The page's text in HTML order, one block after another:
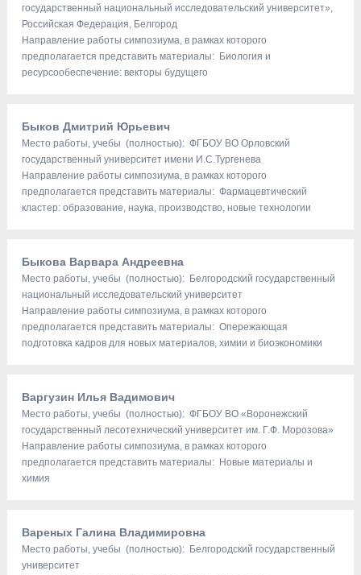
государственный национальный исследовательский университет»,
Российская Федерация, Белгород
Направление работы симпозиума, в рамках которого
предполагается представить материалы: Биология и
ресурсообеспечение: векторы будущего
Быков Дмитрий Юрьевич
Место работы, учебы (полностью): ФГБОУ ВО Орловский
государственный университет имени И.С.Тургенева
Направление работы симпозиума, в рамках которого
предполагается представить материалы: Фармацевтический
кластер: образование, наука, производство, новые технологии
Быкова Варвара Андреевна
Место работы, учебы (полностью): Белгородский государственный
национальный исследовательский университет
Направление работы симпозиума, в рамках которого
предполагается представить материалы: Опережающая
подготовка кадров для новых материалов, химии и биоэкономики
Варгузин Илья Вадимович
Место работы, учебы (полностью): ФГБОУ ВО «Воронежский
государственный лесотехнический университет им. Г.Ф. Морозова»
Направление работы симпозиума, в рамках которого
предполагается представить материалы: Новые материалы и
химия
Вареных Галина Владимировна
Место работы, учебы (полностью): Белгородский государственный
университет